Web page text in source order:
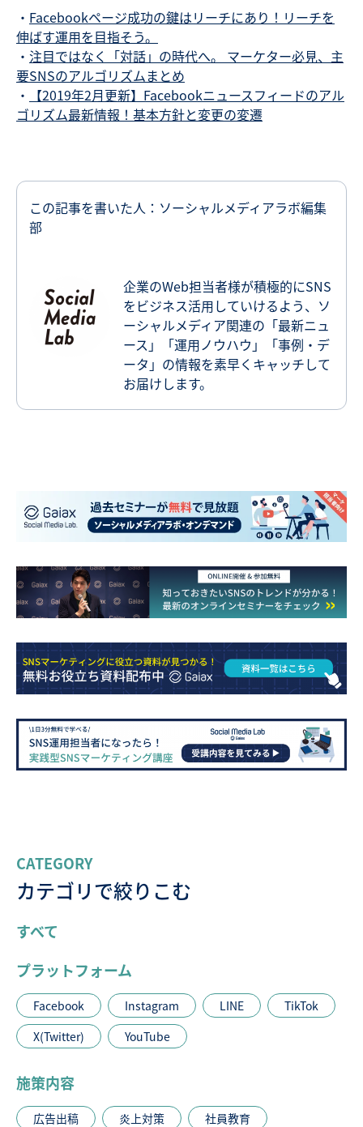
・ Facebookページ成功の鍵はリーチにあり！リーチを
伸ばす運用を目指そう。
・ 注目ではなく「対話」の時代へ。 マーケター必見、主
要SNSのアルゴリズムまとめ
・
【2019年2月更新】Facebookニュースフィードのアル
ゴリズム最新情報！基本方針と変更の変遷
この記事を書いた人：ソーシャルメディアラボ編集
部
企業のWeb担当者様が積極的にSNS
をビジネス活用していけるよう、ソ
ーシャルメディア関連の「最新ニュ
ース」「運用ノウハウ」「事例・デ
ータ」の情報を素早くキャッチして
お届けします。
CATEGORY
カテゴリで絞りこむ
すべて
プラットフォーム
Facebook Instagram LINE
TikTok
X(Twitter)
YouTube
施策内容
広告出稿 炎上対策 社員教育